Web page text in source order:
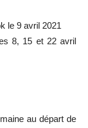
le 9 avril 2021
8, 15 et 22 avril
au départ de